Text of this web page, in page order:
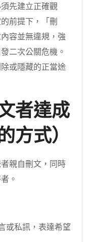
先建立正確觀
前提下，「刪
容並無違規，強
二次公關危機。
或隱藏的正當途
者達成
方式）
親自刪文，同時
。
或私訊，表達希望